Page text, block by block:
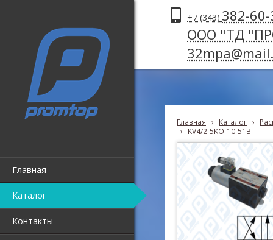
Главная
Каталог
Контакты
+7 (343) 382-
ООО "ТД
Главная › Каталог ›
›
KV4/2-5KO-10-51B